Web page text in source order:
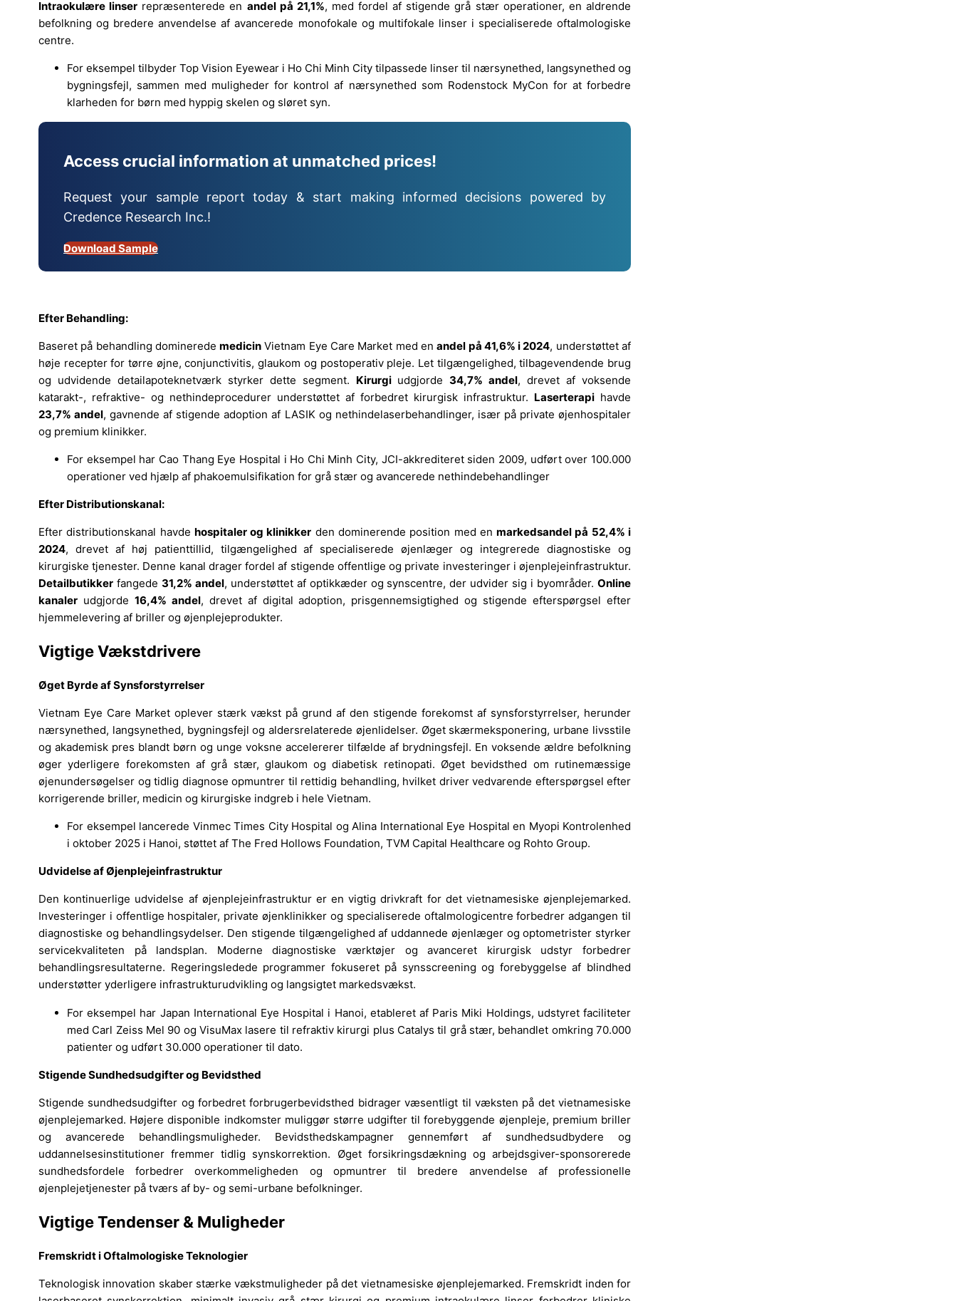
Intraokulære linser repræsenterede en andel på 21,1%, med fordel af stigende grå stær operationer, en aldrende
befolkning og bredere anvendelse af avancerede monofokale og multifokale linser i specialiserede oftalmologiske
centre.
For eksempel tilbyder Top Vision Eyewear i Ho Chi Minh City tilpassede linser til nærsynethed, langsynethed og
bygningsfejl, sammen med muligheder for kontrol af nærsynethed som Rodenstock MyCon for at forbedre
klarheden for børn med hyppig skelen og sløret syn.
Access crucial information at unmatched prices!
Request your sample report today & start making informed decisions powered by
Credence Research Inc.!
Download Sample
Efter Behandling:
Baseret på behandling dominerede medicin Vietnam Eye Care Market med enandel på 41,6% i 2024, understøttet af
høje recepter for tørre øjne, conjunctivitis, glaukom og postoperativ pleje. Let tilgængelighed, tilbagevendende brug
og udvidende detailapoteknetværk styrker dette segment. Kirurgiudgjorde34,7% andel, drevet af voksende
katarakt-, refraktive- og nethindeprocedurer understøttet af forbedret kirurgisk infrastruktur. Laserterapi havde
23,7% andel, gavnende af stigende adoption af LASIK og nethindelaserbehandlinger, især på private øjenhospitaler
og premium klinikker.
For eksempel har Cao Thang Eye Hospital i Ho Chi Minh City, JCI-akkrediteret siden 2009, udført over 100.000
operationer ved hjælp af phakoemulsifikation for grå stær og avancerede nethindebehandlinger
Efter Distributionskanal:
Efter distributionskanal havde hospitaler og klinikker den dominerende position med en markedsandel på 52,4% i
2024, drevet af høj patienttillid, tilgængelighed af specialiserede øjenlæger og integrerede diagnostiske og
kirurgiske tjenester. Denne kanal drager fordel af stigende offentlige og private investeringer i øjenplejeinfrastruktur.
Detailbutikker fangede 31,2% andel, understøttet af optikkæder og synscentre, der udvider sig i byområder.Online
kanaler udgjorde 16,4% andel, drevet af digital adoption, prisgennemsigtighed og stigende efterspørgsel efter
hjemmelevering af briller og øjenplejeprodukter.
Vigtige Vækstdrivere
Øget Byrde af Synsforstyrrelser
Vietnam Eye Care Market oplever stærk vækst på grund af den stigende forekomst af synsforstyrrelser, herunder
nærsynethed, langsynethed, bygningsfejl og aldersrelaterede øjenlidelser. Øget skærmeksponering, urbane livsstile
og akademisk pres blandt børn og unge voksne accelererer tilfælde af brydningsfejl. En voksende ældre befolkning
øger yderligere forekomsten af grå stær, glaukom og diabetisk retinopati. Øget bevidsthed om rutinemæssige
øjenundersøgelser og tidlig diagnose opmuntrer til rettidig behandling, hvilket driver vedvarende efterspørgsel efter
korrigerende briller, medicin og kirurgiske indgreb i hele Vietnam.
For eksempel lancerede Vinmec Times City Hospital og Alina International Eye Hospital en Myopi Kontrolenhed
i oktober 2025 i Hanoi, støttet af The Fred Hollows Foundation, TVM Capital Healthcare og Rohto Group.
Udvidelse af Øjenplejeinfrastruktur
Den kontinuerlige udvidelse af øjenplejeinfrastruktur er en vigtig drivkraft for det vietnamesiske øjenplejemarked.
Investeringer i offentlige hospitaler, private øjenklinikker og specialiserede oftalmologicentre forbedrer adgangen til
diagnostiske og behandlingsydelser. Den stigende tilgængelighed af uddannede øjenlæger og optometrister styrker
servicekvaliteten på landsplan. Moderne diagnostiske værktøjer og avanceret kirurgisk udstyr forbedrer
behandlingsresultaterne. Regeringsledede programmer fokuseret på synsscreening og forebyggelse af blindhed
understøtter yderligere infrastrukturudvikling og langsigtet markedsvækst.
For eksempel har Japan International Eye Hospital i Hanoi, etableret af Paris Miki Holdings, udstyret faciliteter
med Carl Zeiss Mel 90 og VisuMax lasere til refraktiv kirurgi plus Catalys til grå stær, behandlet omkring 70.000
patienter og udført 30.000 operationer til dato.​
Stigende Sundhedsudgifter og Bevidsthed
Stigende sundhedsudgifter og forbedret forbrugerbevidsthed bidrager væsentligt til væksten på det vietnamesiske
øjenplejemarked. Højere disponible indkomster muliggør større udgifter til forebyggende øjenpleje, premium briller
og avancerede behandlingsmuligheder. Bevidsthedskampagner gennemført af sundhedsudbydere og
uddannelsesinstitutioner fremmer tidlig synskorrektion. Øget forsikringsdækning og arbejdsgiver-sponsorerede
sundhedsfordele forbedrer overkommeligheden og opmuntrer til bredere anvendelse af professionelle
øjenplejetjenester på tværs af by- og semi-urbane befolkninger.
Vigtige Tendenser & Muligheder
Fremskridt i Oftalmologiske Teknologier
Teknologisk innovation skaber stærke vækstmuligheder på det vietnamesiske øjenplejemarked. Fremskridt inden for